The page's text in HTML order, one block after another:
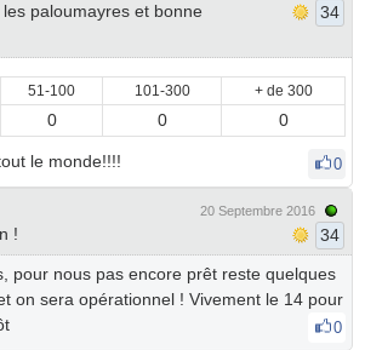
paloumayres et bonne
34
51-100 101-300 + de 300
0 0 0
le monde!!!! 0
!
20 Septembre 2016
34
pour nous pas encore prêt reste quelques
on sera opérationnel ! Vivement le 14 pour
0